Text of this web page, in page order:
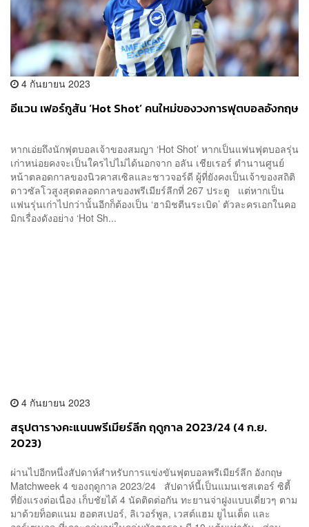
4 กันยายน 2023
อีแวน เฟอร์กูสัน ‘Hot Shot’ คนใหม่ของวงการฟุตบอลอังกฤษ
หากเอ่ยถึงนักฟุตบอลเจ้าของสมญา ‘Hot Shot’ หากเป็นแฟนฟุตบอลรุ่น
เก่าหน่อยคงจะเป็นใครไปไม่ได้นอกจาก อลัน เชียเรอร์ ตำนานศูนย์
หน้าตลอดกาลของนิวคาสเซิลและชาวจอร์ดี ผู้ที่ยังคงเป็นเจ้าของสถิติ
ดาวซัลโวสูงสุดตลอดกาลของพรีเมียร์ลีกที่ 267 ประตู แต่หากเป็น
แฟนรุ่นเก่าไปกว่านั้นอีกก็ต้องเป็น ‘ฮามิชตีนระเบิด’ ตัวละครเอกในคอ
มิกเรื่องดังอย่าง ‘Hot Sh...
4 กันยายน 2023
สรุปตารางคะแนนพรีเมียร์ลีก ฤดูกาล 2023/24 (4 ก.ย.
2023)
ผ่านไปอีกหนึ่งสัปดาห์สำหรับการแข่งขันฟุตบอลพรีเมียร์ลีก อังกฤษ
Matchweek 4 ของฤดูกาล 2023/24 สัปดาห์นี้เป็นแมนเชสเตอร์ ซิตี้
ที่ยังแรงต่อเนื่อง เก็บชัยได้ 4 นัดติดต่อกัน ทะยานจ่าฝูงแบบเดี่ยวๆ ตาม
มาด้วยท็อตแนม ฮอตสเปอร์, ลิเวอร์พูล, เวสต์แฮม ยูไนเต็ด และ